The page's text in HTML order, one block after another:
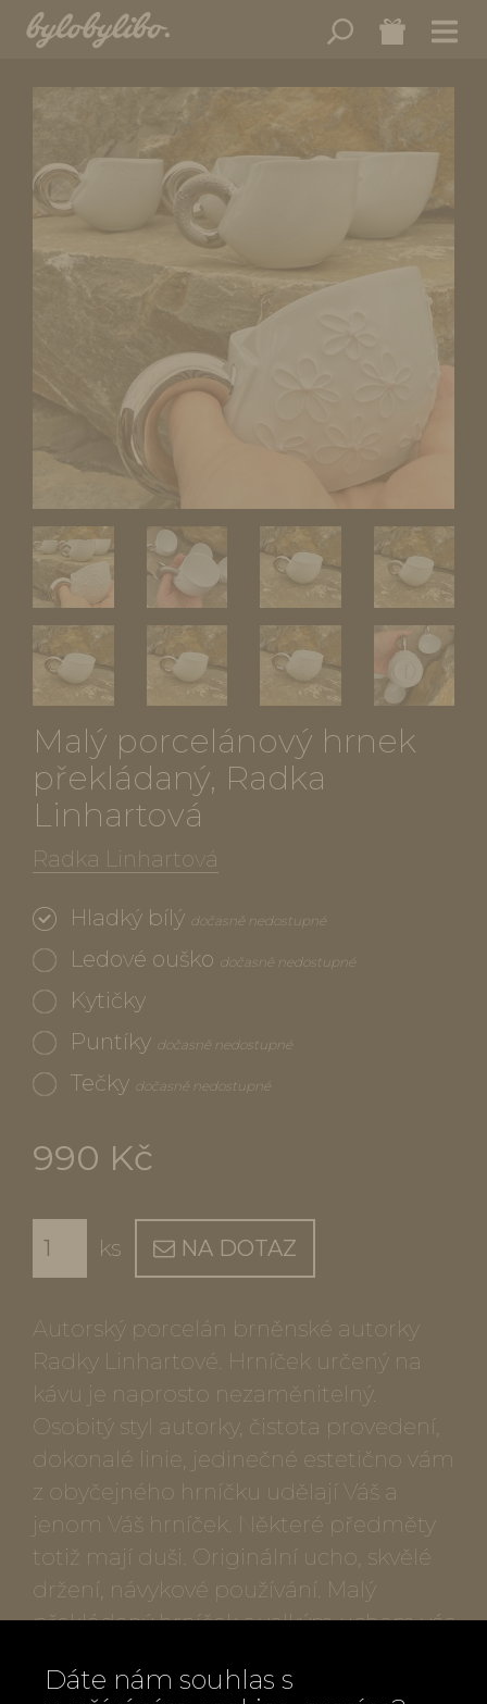
Malý porcelánový hrnek
překládaný, Radka
Linhartová
Radka Linhartová
Hladký bílý dočasně nedostupné
Ledové ouško dočasně nedostupné
Kytičky
Puntíky dočasně nedostupné
Tečky dočasně nedostupné
990 Kč
ks NA DOTAZ
Autorský porcelán brněnské autorky
Radky Linhartové. Hrníček určený na
kávu je naprosto nezaměnitelný.
Osobitý styl autorky, čistota provedení,
dokonalé linie, jedinečné estetično vám
z obyčejného hrníčku udělají Váš a
jenom Váš hrníček. Některé předměty
totiž mají duši. Originální ucho, skvělé
držení, návykové používání. Malý
překládaný hrníček s velkým uchem vás
Dáte nám souhlas s